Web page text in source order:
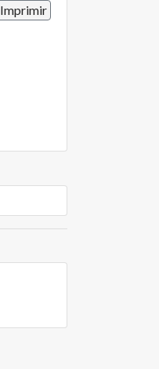
Imprimir